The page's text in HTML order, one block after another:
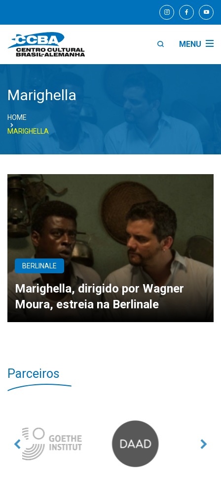
MENU
Marighella
HOME
MARIGHELLA
BERLINALE
Marighella, dirigido por Wagner
Moura, estreia na Berlinale
Parceiros